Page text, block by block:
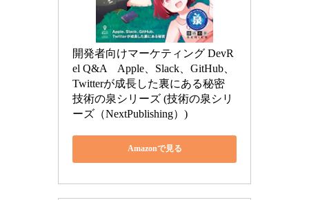
開発者向けマーケティング DevR
el Q&A　Apple、Slack、GitHub、
Twitterが成長した裏にある秘密
技術の泉シリーズ (技術の泉シリ
ーズ（NextPublishing）)
Amazonで見る